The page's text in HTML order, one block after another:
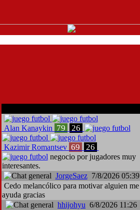
Alan Kanaykin 79 26
Kazimir Romantsev 69 26
negocio por jugadores muy
interesantes.
JorgeSaez7/8/2026 05:39
Cedo melancólico para motivar alguien me
ayuda gracias
hhijohyu 6/8/2026 11:26